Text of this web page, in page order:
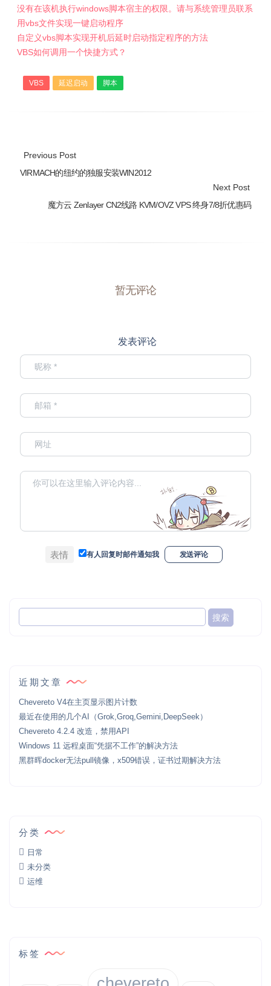
没有在该机执行windows脚本宿主的权限。请与系统管理员联系
用vbs文件实现一键启动程序
自定义vbs脚本实现开机后延时启动指定程序的方法
VBS如何调用一个快捷方式？
VBS 延迟启动 脚本
Previous Post
VIRMACH的纽约的独服安装WIN2012
Next Post
魔方云 Zenlayer CN2线路 KVM/OVZ VPS 终身7/8折优惠码
暂无评论
发表评论
表情 有人回复时邮件通知我 发送评论
近期文章
Chevereto V4在主页显示图片计数
最近在使用的几个AI（Grok,Groq,Gemini,DeepSeek）
Chevereto 4.2.4 改造，禁用API
Windows 11 远程桌面“凭据不工作”的解决方法
黑群晖docker无法pull镜像，x509错误，证书过期解决方法
分类
日常
未分类
运维
标签